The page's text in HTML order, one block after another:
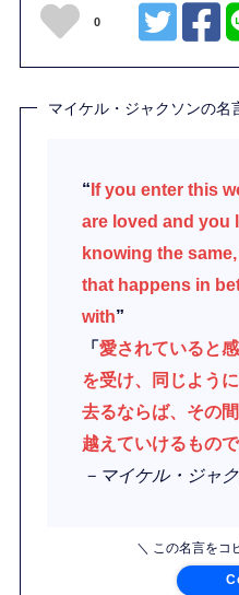
0
マイケル・ジャクソンの名
“ If you enter this
are loved and you
knowing the
that happens in
with”
「愛されていると
を受け、同じよう
去るならば、その
越えていけるもの
－マイケル・ジャ
＼ この名言をコ